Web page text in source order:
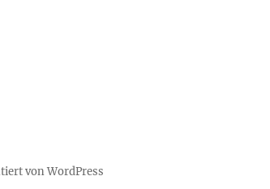
von WordPress